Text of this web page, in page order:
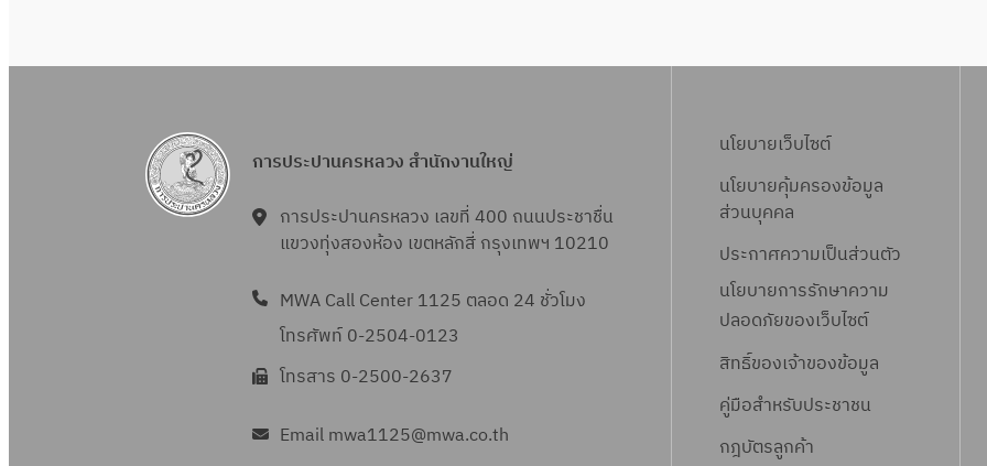
การประปานครหลวง สำนักงานใหญ่
การประปานครหลวง เลขที่ 400 ถนนประชาชื่น
แขวงทุ่งสองห้อง เขตหลักสี่ กรุงเทพฯ 10210
MWA Call Center 1125 ตลอด 24 ชั่วโมง
โทรศัพท์ 0-2504-0123
โทรสาร 0-2500-2637
Email mwa1125@mwa.co.th
นโยบายเว็บไซต์
นโยบายคุ้มครองข้อมูล
ส่วนบุคคล
ประกาศความเป็นส่วนตัว
นโยบายการรักษาความ
ปลอดภัยของเว็บไซต์
สิทธิ์ของเจ้าของข้อมูล
คู่มือสำหรับประชาชน
กฎบัตรลูกค้า